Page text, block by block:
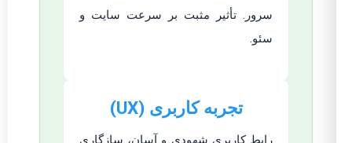
سرور. تأثیر مثبت بر سرعت سایت و
سئو.
تجربه کاربری (UX)
رابط کاربری شهودی و آسان، سازگاری